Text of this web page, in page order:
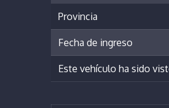
Provincia
Fecha de ingreso
Este vehículo ha sido